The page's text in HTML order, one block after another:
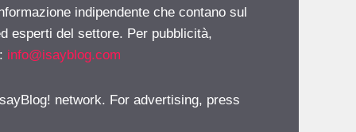
indipendente che contano sul
esperti del settore. Per pubblicità,
info@isayblog.com
network. For advertising, press